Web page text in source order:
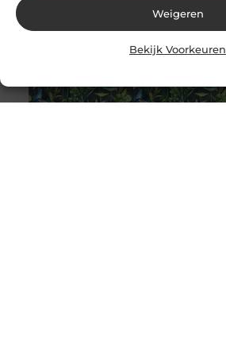
Weigeren
Bekijk Voorkeuren